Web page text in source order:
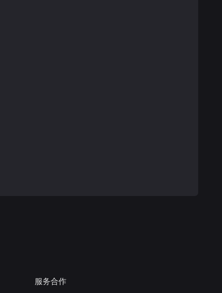
服务合作